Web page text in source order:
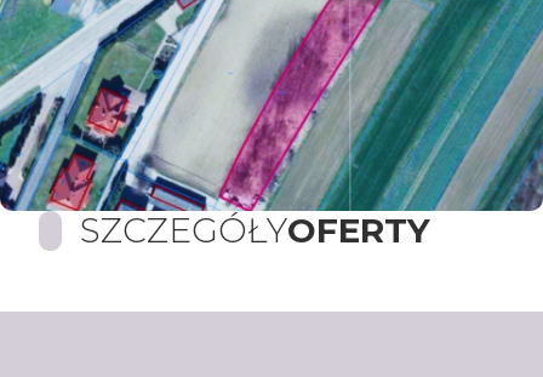
SZCZEGÓŁYOFERTY